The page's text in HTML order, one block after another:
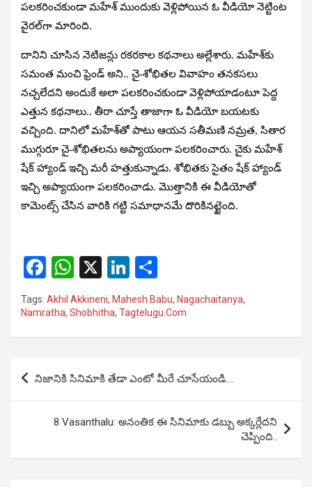
పలకరించకుండా మహేశ్ ముందుకు వెళ్లిపోయిన ఓ వీడియో నెట్టింట
వైరల్‌గా మారింది.
దానిని చూసిన నెటిజన్లు రకరకాల కథనాలు అల్లేశారు. మహేశ్‌కు
సమంత మంచి ఫ్రెండ్ అని.. చై-శోభితల వివాహం తనకసలు
నచ్చలేదని అందుకే అలా పలకరించకుండా వెళ్లిపోయాడంటూ పెద్ద
ఎత్తున కథనాలు.. తీరా చూస్తే తాజాగా ఓ వీడియో బయటకు
వచ్చింది. దానిలో మహేశ్‌తో పాటు ఆయన సతీమణి నమ్రత, సితార
ముగ్గురూ చై-శోభితలను అప్యాయంగా పలకరించారు. చైకు మహేశ్
షేక్ హ్యాండ్ ఇచ్చి మరీ హత్తుకున్నాడు. శోభితకు సైతం షేక్ హ్యాండ్
ఇచ్చి అప్యాయంగా పలకరించాడు. మొత్తానికి ఈ వీడియోతో
కామెంట్స్ చేసిన వారికి గట్టి సమాధానమే దొరికినట్టైంది.
F
a
ce
b
o
k
W
h
at
s
p
p
X
Li
ke
dI
h
ar
e
Tags: Akhil Akkineni, Mahesh Babu, Nagachaitanya,
Namratha, Shobhitha, Tagtelugu.Com
నిజానికి సినిమాకి తేడా ఎంటో మీరే చూసేయండి….
8 Vasanthalu: అనంతిక ఈ సినిమాకు డబ్బు అక్కర్లేదని
చెప్పింది..